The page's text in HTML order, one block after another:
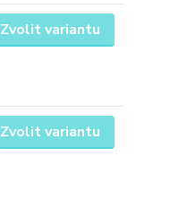
Zvolit variantu
Zvolit variantu